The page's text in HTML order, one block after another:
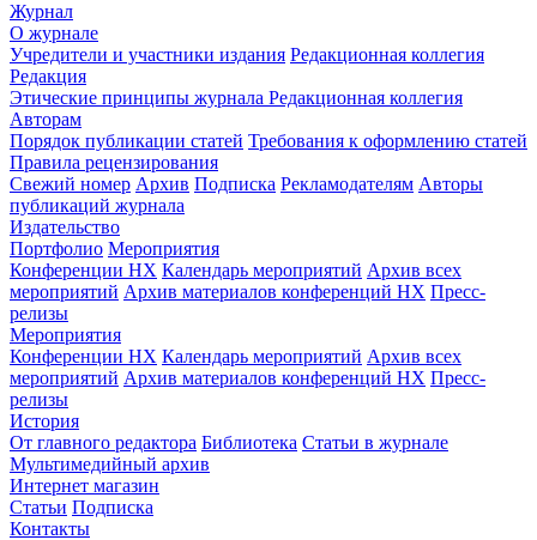
Журнал
О журнале
Учредители и участники издания Редакционная коллегия
Редакция
Этические принципы журнала Редакционная коллегия
Авторам
Порядок публикации статей Требования к оформлению статей
Правила рецензирования
Свежий номер Архив Подписка Рекламодателям Авторы
публикаций журнала
Издательство
Портфолио Мероприятия
Конференции НХ Календарь мероприятий Архив всех
мероприятий Архив материалов конференций НХ Пресс-
релизы
Мероприятия
Конференции НХ Календарь мероприятий Архив всех
мероприятий Архив материалов конференций НХ Пресс-
релизы
История
От главного редактора Библиотека Статьи в журнале
Мультимедийный архив
Интернет магазин
Статьи Подписка
Контакты